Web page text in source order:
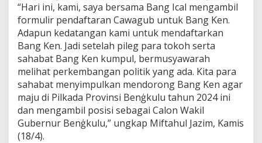
“Hari ini, kami, saya bersama Bang Ical mengambil
formulir pendaftaran Cawagub untuk Bang Ken.
Adapun kedatangan kami untuk mendaftarkan
Bang Ken. Jadi setelah pileg para tokoh serta
sahabat Bang Ken kumpul, bermusyawarah
melihat perkembangan politik yang ada. Kita para
sahabat menyimpulkan mendorong Bang Ken agar
maju di Pilkada Provinsi Benģkulu tahun 2024 ini
dan mengambil posisi sebagai Calon Wakil
Gubernur Benģkulu,” ungkap Miftahul Jazim, Kamis
(18/4).